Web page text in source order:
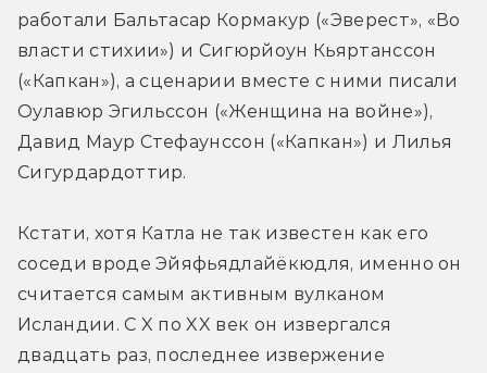
работали Бальтасар Кормакур («Эверест», «Во
власти стихии») и Сигюрйоун Кьяртанссон
(«Капкан»), а сценарии вместе с ними писали
Оулавюр Эгильссон («Женщина на войне»),
Давид Маур Стефаунссон («Капкан») и Лилья
Сигурдардоттир.
Кстати, хотя Катла не так известен как его
соседи вроде Эйяфьядлайёкюдля, именно он
считается самым активным вулканом
Исландии. С X по XX век он извергался
двадцать раз, последнее извержение